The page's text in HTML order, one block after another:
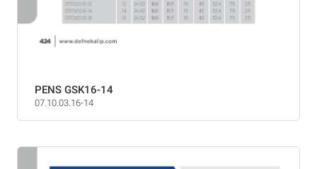
PENS GSK16-14
07.10.03.16-14